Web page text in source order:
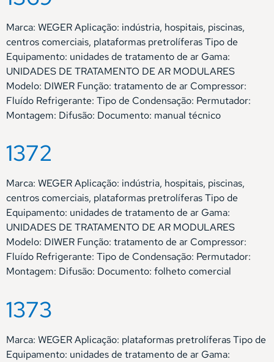
Marca: WEGER Aplicação: indústria, hospitais, piscinas,
centros comerciais, plataformas pretrolíferas Tipo de
Equipamento: unidades de tratamento de ar Gama:
UNIDADES DE TRATAMENTO DE AR MODULARES
Modelo: DIWER Função: tratamento de ar Compressor:
Fluído Refrigerante: Tipo de Condensação: Permutador:
Montagem: Difusão: Documento: manual técnico
1372
Marca: WEGER Aplicação: indústria, hospitais, piscinas,
centros comerciais, plataformas pretrolíferas Tipo de
Equipamento: unidades de tratamento de ar Gama:
UNIDADES DE TRATAMENTO DE AR MODULARES
Modelo: DIWER Função: tratamento de ar Compressor:
Fluído Refrigerante: Tipo de Condensação: Permutador:
Montagem: Difusão: Documento: folheto comercial
1373
Marca: WEGER Aplicação: plataformas pretrolíferas Tipo de
Equipamento: unidades de tratamento de ar Gama: